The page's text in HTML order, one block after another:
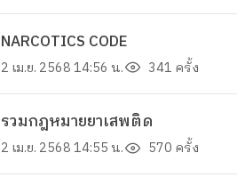
NARCOTICS CODE
2 เม.ย. 2568 14:56 น. 341 ครั้ง
รวมกฎหมายยาเสพติด
2 เม.ย. 2568 14:55 น. 570 ครั้ง